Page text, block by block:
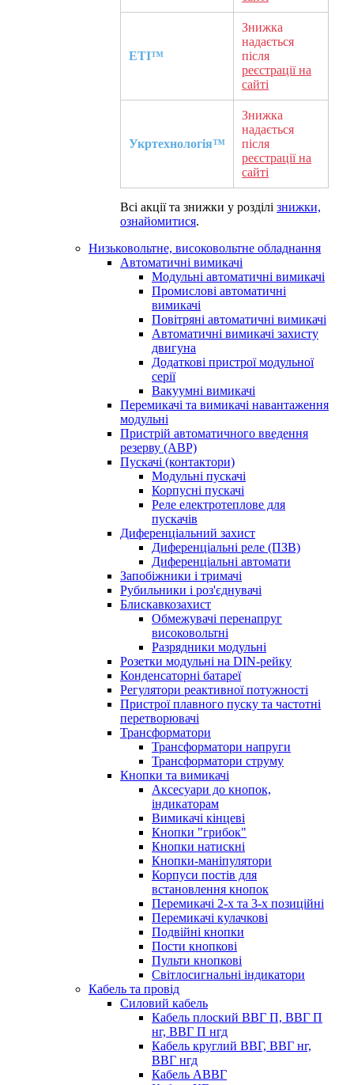
ETI™
Знижка
надається
після
реєстрації на
сайті
Укртехнологія™
Знижка
надається
після
реєстрації на
сайті
Всі акції та знижки у розділі знижки,
ознайомитися.
Низьковольтне, високовольтне обладнання
Автоматичні вимикачі
Модульні автоматичні вимикачі
Промислові автоматичні
вимикачі
Повітряні автоматичні вимикачі
Автоматичні вимикачі захисту
двигуна
Додаткові пристрої модульної
серії
Вакуумні вимикачі
Перемикачі та вимикачі навантаження
модульні
Пристрій автоматичного введення
резерву (АВР)
Пускачі (контактори)
Модульні пускачі
Корпусні пускачі
Реле електротеплове для
пускачів
Диференціальний захист
Диференціальні реле (ПЗВ)
Диференціальні автомати
Запобіжники і тримачі
Рубильники і роз'єднувачі
Блискавкозахист
Обмежувачі перенапруг
високовольтні
Разрядники модульні
Розетки модульні на DIN-рейку
Конденсаторні батареї
Регулятори реактивної потужності
Пристрої плавного пуску та частотні
перетворювачі
Трансформатори
Трансформатори напруги
Трансформатори струму
Кнопки та вимикачі
Аксесуари до кнопок,
індикаторам
Вимикачі кінцеві
Кнопки "грибок"
Кнопки натискні
Кнопки-маніпулятори
Корпуси постів для
встановлення кнопок
Перемикачі 2-х та 3-х позиційні
Перемикачі кулачкові
Подвійні кнопки
Пости кнопкові
Пульти кнопкові
Світлосигнальні індикатори
Кабель та провід
Силовий кабель
Кабель плоский ВВГ П, ВВГ П
нг, ВВГ П нгд
Кабель круглий ВВГ, ВВГ нг,
ВВГ нгд
Кабель АВВГ